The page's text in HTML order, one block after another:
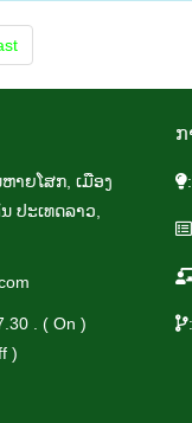
າຍ​ໂສກ, ເມືອງ​
ປະ​ເທດ​ລາວ,
. ( On )
)
ກ